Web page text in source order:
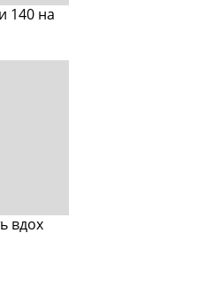
140 на
вдох